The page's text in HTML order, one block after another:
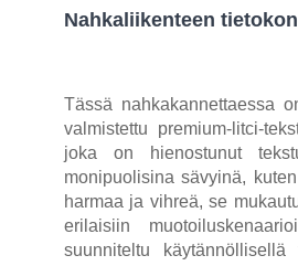
Nahkaliikenteen
Tässä nahkakannettaessa
valmistettu premium-litci-
joka on hienostunut
monipuolisina sävyinä,
harmaa ja vihreä, se
erilaisiin
suunniteltu käytännöllisellä